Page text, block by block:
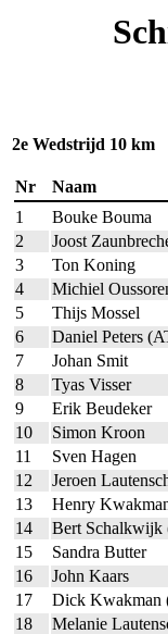
2e Wedstrijd 10
Nr Naam
1
Bouke Bouma
2
Joost
3
Ton Koning
4
Michiel
5
Thijs Mossel
6
Daniel Peters
7
Johan Smit
8
Tyas Visser
9
Erik Beudeker
10
Simon Kroon
11
Sven Hagen
12
Jeroen
13
Henry
14
Bert Schalkwijk
15
Sandra Butter
16
John Kaars
17
Dick Kwakman
18
Melanie